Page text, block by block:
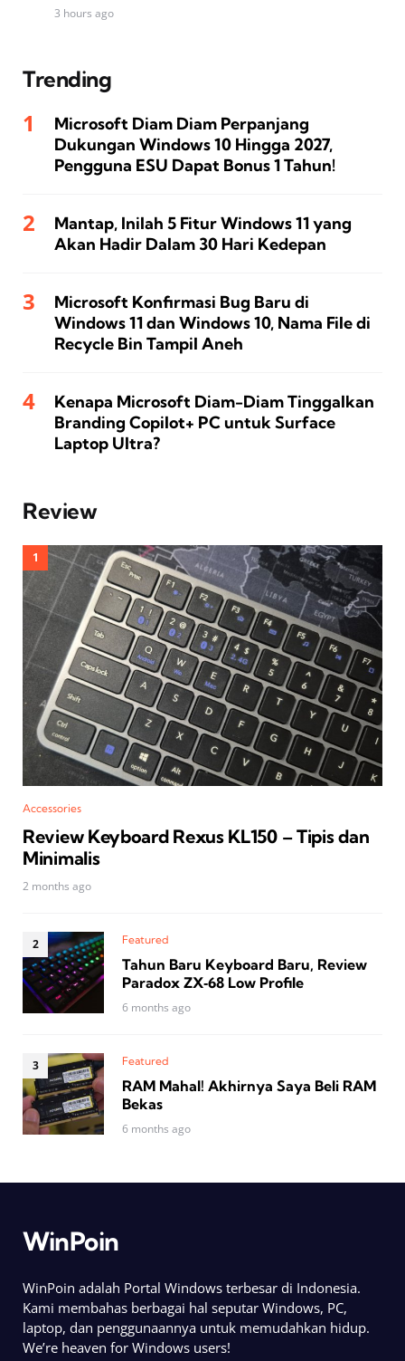
3 hours ago
Trending
Microsoft Diam Diam Perpanjang
Dukungan Windows 10 Hingga 2027,
Pengguna ESU Dapat Bonus 1 Tahun!
Mantap, Inilah 5 Fitur Windows 11 yang
Akan Hadir Dalam 30 Hari Kedepan
Microsoft Konfirmasi Bug Baru di
Windows 11 dan Windows 10, Nama File di
Recycle Bin Tampil Aneh
Kenapa Microsoft Diam-Diam Tinggalkan
Branding Copilot+ PC untuk Surface
Laptop Ultra?
Review
Accessories
Review Keyboard Rexus KL150 – Tipis dan
Minimalis
2 months ago
Featured
Tahun Baru Keyboard Baru, Review
Paradox ZX‑68 Low Profile
6 months ago
Featured
RAM Mahal! Akhirnya Saya Beli RAM
Bekas
6 months ago
WinPoin
WinPoin adalah Portal Windows terbesar di Indonesia.
Kami membahas berbagai hal seputar Windows, PC,
laptop, dan penggunaannya untuk memudahkan hidup.
We’re heaven for Windows users!